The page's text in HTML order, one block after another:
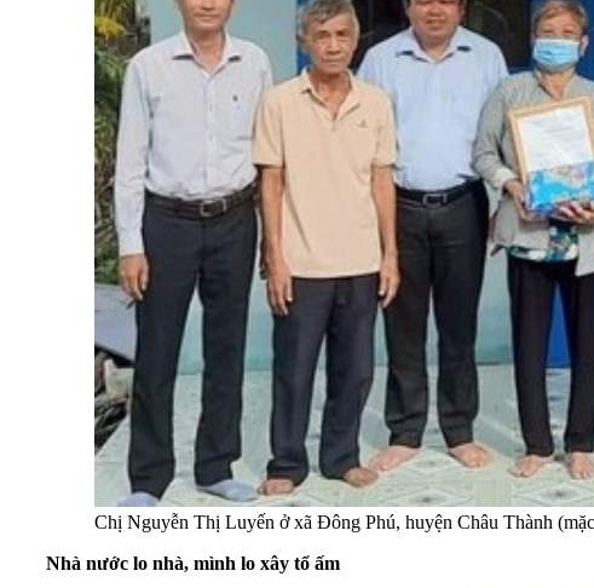
Chị Nguyễn Thị Luyến ở xã Đông Phú, huyện Châu Thành
Nhà nước lo nhà, mình lo xây tổ ấm